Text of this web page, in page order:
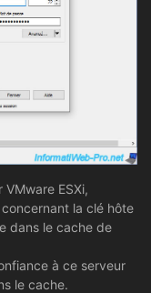
ESXi,
la clé hôte
dans le cache de
à ce serveur
le cache.